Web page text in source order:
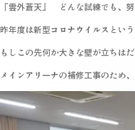
『雲外蒼天』 どんな試練でも、
昨年度は新型コロナウイルスとい
もしこの先何か大きな壁が立ちは
メインアリーナの補修工事のため